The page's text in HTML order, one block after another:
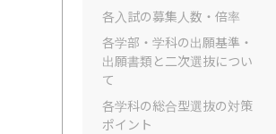
各入試の募集人数・倍率
各学部・学科の出願基準・
出願書類と二次選抜につい
て
各学科の総合型選抜の対策
ポイント